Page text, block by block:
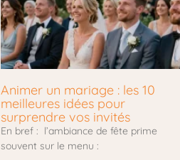
Animer un mariage : les 10
meilleures idées pour
surprendre vos invités
En bref : l’ambiance de fête prime
souvent sur le menu :